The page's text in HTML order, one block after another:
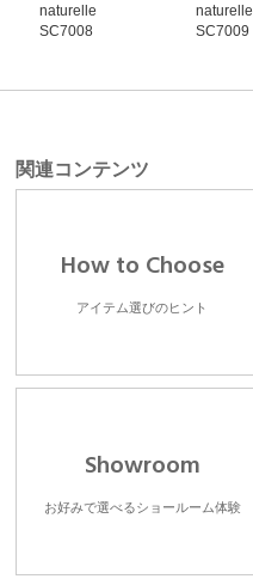
naturelle
SC7008
naturelle
SC7009
関連コンテンツ
How to Choose
アイテム選びのヒント
Showroom
お好みで選べるショールーム体験